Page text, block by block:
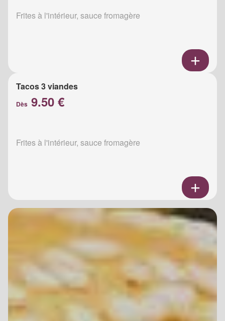
Frites à l'intérieur, sauce fromagère
Tacos 3 viandes
Dès 9.50 €
Frites à l'intérieur, sauce fromagère